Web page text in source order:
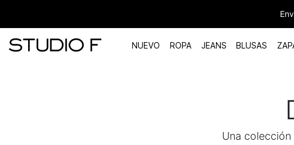
NUEVO ROPA JEANS BLUSAS
Una